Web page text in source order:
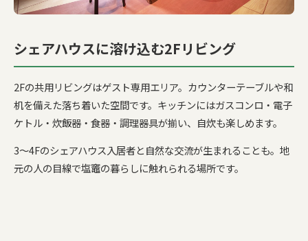
シェアハウスに溶け込む2Fリビング
2Fの共用リビングはゲスト専用エリア。カウンターテーブルや和
机を備えた落ち着いた空間です。キッチンにはガスコンロ・電子
ケトル・炊飯器・食器・調理器具が揃い、自炊も楽しめます。
3〜4Fのシェアハウス入居者と自然な交流が生まれることも。地
元の人の目線で塩竈の暮らしに触れられる場所です。